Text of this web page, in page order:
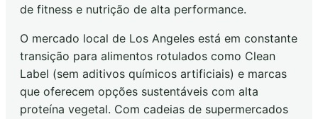
de fitness e nutrição de alta performance.
O mercado local de Los Angeles está em constante
transição para alimentos rotulados como Clean
Label (sem aditivos químicos artificiais) e marcas
que oferecem opções sustentáveis com alta
proteína vegetal. Com cadeias de supermercados